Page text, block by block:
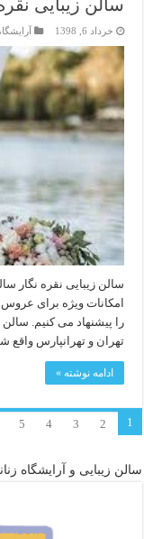
سالن زیبایی
خرداد 6, 1398
سالن زیبایی نقره نگار
امکانات ویژه برای عروس
را پیشنهاد می کنیم.
تهران و تهرانپارس
ادامه نوشته »
1
2
3
4
5
سالن زیبایی و آرایشگاه